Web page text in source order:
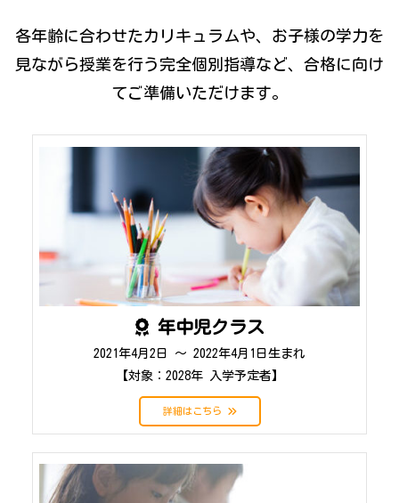
各年齢に合わせたカリキュラムや、お子様の学力を
見ながら授業を行う完全個別指導など、 合格に向け
てご準備いただけます。
年中児クラス
2021年4月2日 ～ 2022年4月1日生まれ
【対象：2028年 入学予定者】
詳細はこちら